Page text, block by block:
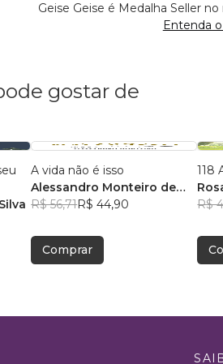
Geise Geise é Medalha Seller
Entenda
gostar de
A vida não é isso
Alessandro Monteiro de
Menezes
R$ 56,71R$ 44,90
Comprar
118
R$